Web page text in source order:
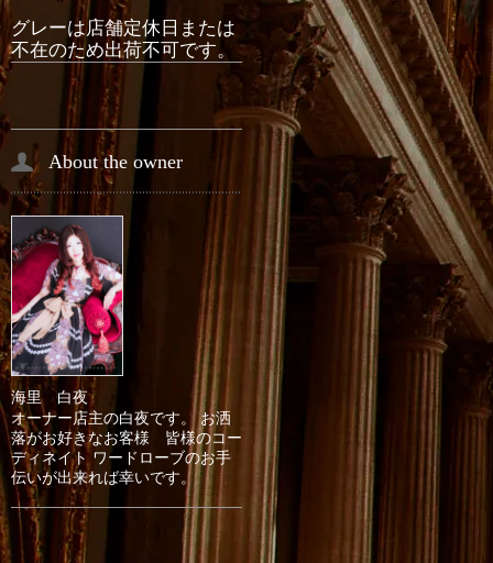
グレーは店舗定休日または
不在のため出荷不可です。
About the owner
海里 白夜
オーナー店主の白夜です。 お洒
落がお好きなお客様 皆様のコー
ディネイト ワードローブのお手
伝いが出来れば幸いです。